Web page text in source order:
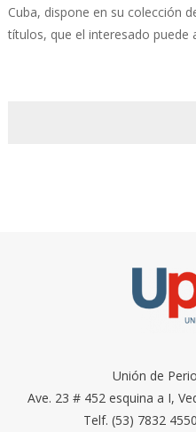
Cuba, dispone en su colección
títulos, que el interesado puede
Unión de
Ave. 23 # 452 esquina a I,
Telf. (53) 7832